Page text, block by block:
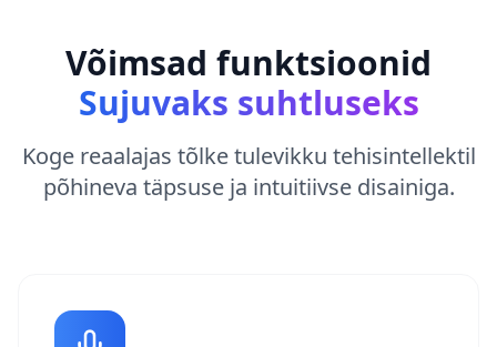
Võimsad funktsioonid
Sujuvaks suhtluseks
Koge reaalajas tõlke tulevikku tehisintellektil
põhineva täpsuse ja intuitiivse disainiga.